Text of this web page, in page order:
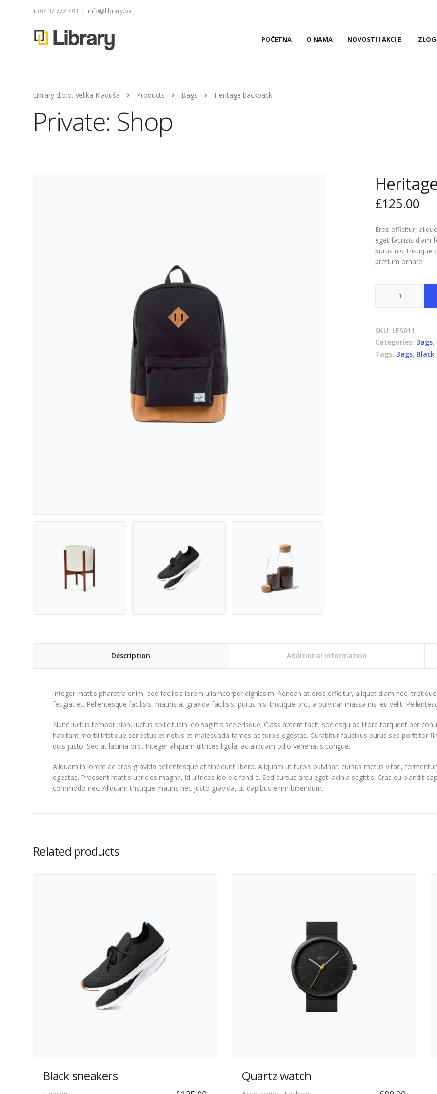
+387 37 772 783 info@library.ba
POČETNA O NAMA NOVOSTI I AKCIJE IZLOG
Library d.o.o. Velika Kladuša Products Bags Heritage backpack
Private: Shop
£125.00
Eros efficitur,
eget facilisis diam
purus nisi tristique
pretium ornare.
backpack
SKU: LES011
Categories: Bags,
Tags: Bags, Black
Description Additional information
Integer mattis pharetra enim, sed facilisis lorem ullamcorper dignissim. Aenean at eros efficitur, aliquet diam nec,
feugiat et. Pellentesque facilisis, mauris at gravida facilisis, purus nisi tristique orci, a pulvinar massa nisi eu velit.
Nunc luctus tempor nibh, luctus sollicitudin leo sagittis scelerisque. Class aptent taciti sociosqu ad litora torquent per
habitant morbi tristique senectus et netus et malesuada fames ac turpis egestas. Curabitur faucibus purus sed porttitor
quis justo. Sed at lacinia orci. Integer aliquam ultrices ligula, ac aliquam odio venenatis congue.
Aliquam in lorem ac eros gravida pellentesque at tincidunt libero. Aliquam ut turpis pulvinar, cursus metus vitae,
egestas. Praesent mattis ultricies magna, id ultrices leo eleifend a. Sed cursus arcu eget lacinia sagittis. Cras eu blandit
commodo nec. Aliquam tristique mauris nec justo gravida, ut dapibus enim bibendum.
Related products
Black sneakers Quartz watch